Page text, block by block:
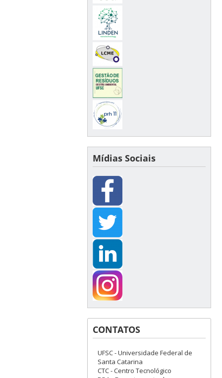
Mídias Sociais
CONTATOS
UFSC - Universidade Federal de
Santa Catarina
CTC - Centro Tecnológico